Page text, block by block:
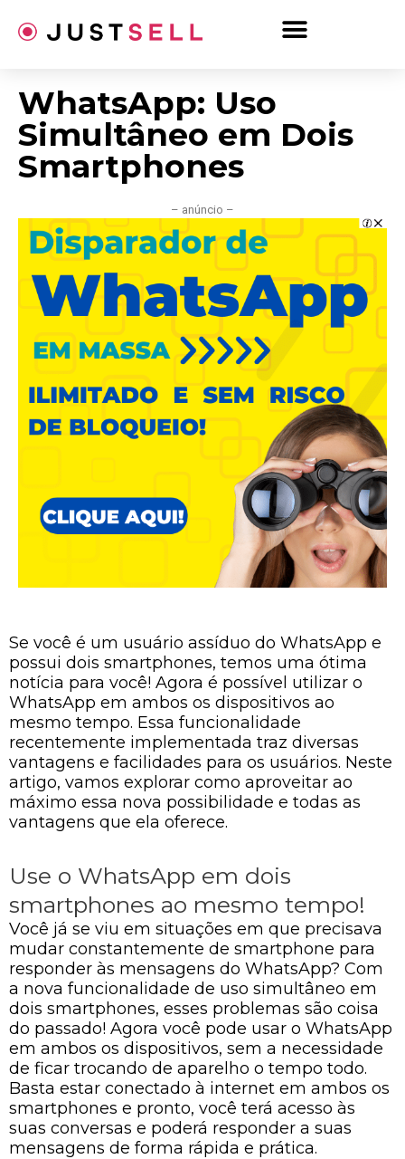
para
WhatsApp: Uso
Simultâneo em Dois
Smartphones
– anúncio –
Se você é um usuário assíduo do WhatsApp e
possui dois smartphones, temos uma ótima
notícia para você! Agora é possível utilizar o
WhatsApp em ambos os dispositivos ao
mesmo tempo. Essa funcionalidade
recentemente implementada traz diversas
vantagens e facilidades para os usuários. Neste
artigo, vamos explorar como aproveitar ao
máximo essa nova possibilidade e todas as
vantagens que ela oferece.
Use o WhatsApp em dois
smartphones ao mesmo tempo!
Você já se viu em situações em que precisava
mudar constantemente de smartphone para
responder às mensagens do WhatsApp? Com
a nova funcionalidade de uso simultâneo em
dois smartphones, esses problemas são coisa
do passado! Agora você pode usar o WhatsApp
em ambos os dispositivos, sem a necessidade
de ficar trocando de aparelho o tempo todo.
Basta estar conectado à internet em ambos os
smartphones e pronto, você terá acesso às
suas conversas e poderá responder a suas
mensagens de forma rápida e prática.